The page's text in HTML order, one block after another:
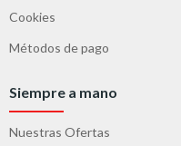
Cookies
Métodos de pago
Siempre a mano
Nuestras Ofertas